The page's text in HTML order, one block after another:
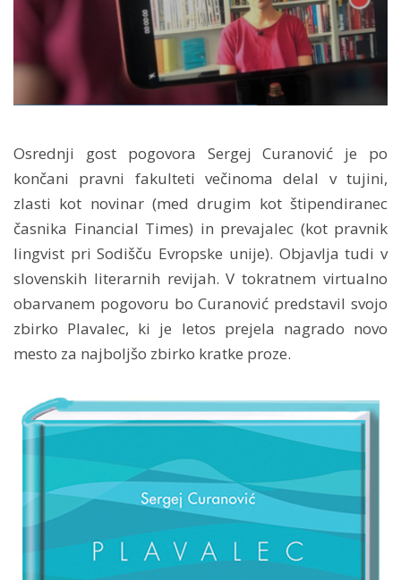
Osrednji gost pogovora Sergej Curanović je po
končani pravni fakulteti večinoma delal v tujini,
zlasti kot novinar (med drugim kot štipendiranec
časnika Financial Times) in prevajalec (kot pravnik
lingvist pri Sodišču Evropske unije). Objavlja tudi v
slovenskih literarnih revijah. V tokratnem virtualno
obarvanem pogovoru bo Curanović predstavil svojo
zbirko Plavalec, ki je letos prejela nagrado novo
mesto za najboljšo zbirko kratke proze.